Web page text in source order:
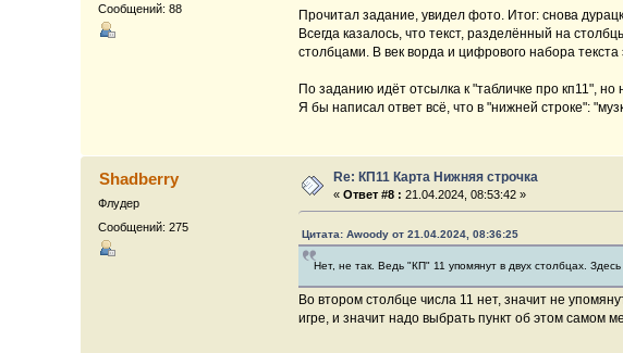
Сообщений: 88
Прочитал задание, увидел фото. Итог: снова
Всегда казалось, что текст, разделённый на
столбцами. В век ворда и цифрового набора
По заданию идёт отсылка к "табличке про кп11", но
Я бы написал ответ всё, что в "нижней строке":
Shadberry
Флудер
Сообщений: 275
Re: КП11 Карта Нижняя строчка
«Ответ #8 : 21.04.2024, 08:53:42 »
Цитата: Awoody от 21.04.2024, 08:36:25
Нет, не так. Ведь "КП" 11 упомянут в двух столбцах.
Во втором столбце числа 11 нет, значит не
игре, и значит надо выбрать пункт об этом самом